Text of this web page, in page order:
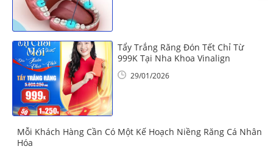
Tẩy Trắng Răng Đón Tết Chỉ Từ
999K Tại Nha Khoa Vinalign
29/01/2026
Mỗi Khách Hàng Cần Có Một Kế Hoạch Niềng Răng Cá Nhân
Hóa